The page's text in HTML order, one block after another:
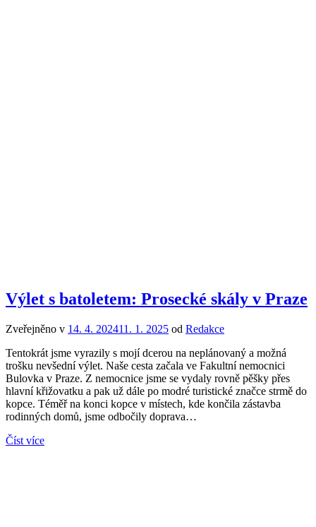
Výlet s batoletem: Prosecké skály v Praze
Zveřejněno v 14. 4. 202411. 1. 2025 od Redakce
Tentokrát jsme vyrazily s mojí dcerou na neplánovaný a možná
trošku nevšední výlet. Naše cesta začala ve Fakultní nemocnici
Bulovka v Praze. Z nemocnice jsme se vydaly rovně pěšky přes
hlavní křižovatku a pak už dále po modré turistické značce strmě do
kopce. Téměř na konci kopce v místech, kde končila zástavba
rodinných domů, jsme odbočily doprava…
Číst více